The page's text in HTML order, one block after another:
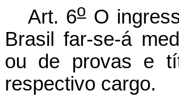
Art. 6oO
Brasil far-se-á
ou de provas e
respectivo cargo.